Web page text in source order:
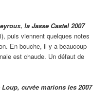
la Jasse Castel 2007
puis viennent quelques notes
En bouche, il y a beaucoup
est chaude. Un défaut de
cuvée marions les 2007